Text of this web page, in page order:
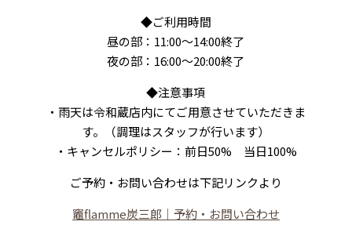
◆ご利用時間
昼の部：11:00～14:00終了
夜の部：16:00～20:00終了
◆注意事項
・雨天は令和蔵店内にてご用意させていただきま
す。（調理はスタッフが行います）
・キャンセルポリシー：前日50% 当日100%
ご予約・お問い合わせは下記リンクより
竈flamme炭三郎｜予約・お問い合わせ